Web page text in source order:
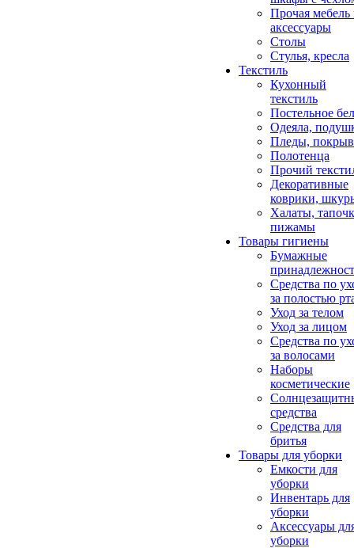
Прочая мебель
аксессуары
Столы
Стулья, кресла
Текстиль
Кухонный
текстиль
Постельное
Одеяла,
Пледы,
Полотенца
Прочий
Декоративные
коврики,
Халаты,
пижамы
Товары гигиены
Бумажные
Средства по
за полостью
Уход за телом
Уход за лицом
Средства по
за волосами
Наборы
косметические
средства
Средства для
бритья
Товары для уборки
Емкости для
уборки
Инвентарь для
уборки
Аксессуары
уборки